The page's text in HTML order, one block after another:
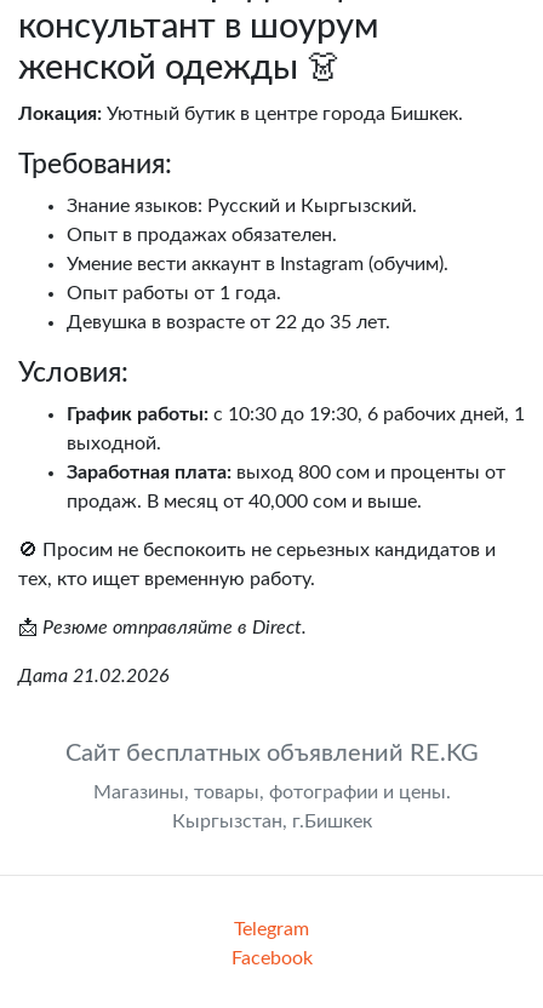
консультант в шоурум
женской одежды 👗
Локация: Уютный бутик в центре города Бишкек.
Требования:
Знание языков: Русский и Кыргызский.
Опыт в продажах обязателен.
Умение вести аккаунт в Instagram (обучим).
Опыт работы от 1 года.
Девушка в возрасте от 22 до 35 лет.
Условия:
График работы: с 10:30 до 19:30, 6 рабочих дней, 1
выходной.
Заработная плата: выход 800 сом и проценты от
продаж. В месяц от 40,000 сом и выше.
🚫 Просим не беспокоить не серьезных кандидатов и
тех, кто ищет временную работу.
📩 Резюме отправляйте в Direct.
Дата 21.02.2026
Сайт бесплатных объявлений RE.KG
Магазины, товары, фотографии и цены.
Кыргызстан, г.Бишкек
Telegram
Facebook